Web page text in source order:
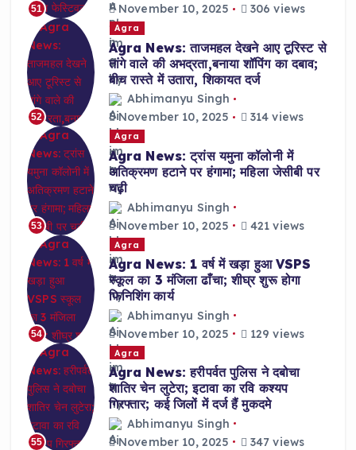
51
November 10, 2025
306 views
52
Agra
Agra News: ताजमहल देखने आए टूरिस्ट से
तांगे वाले की अभद्रता,बनाया शॉपिंग का दबाव;
बीच रास्ते में उतारा, शिकायत दर्ज
Abhimanyu Singh
November 10, 2025
314 views
53
Agra
Agra News: ट्रांस यमुना कॉलोनी में
अतिक्रमण हटाने पर हंगामा; महिला जेसीबी पर
चढ़ी
Abhimanyu Singh
November 10, 2025
421 views
54
Agra
Agra News: 1 वर्ष में खड़ा हुआ VSPS
स्कूल का 3 मंजिला ढाँचा; शीघ्र शुरू होगा
फिनिशिंग कार्य
Abhimanyu Singh
November 10, 2025
129 views
55
Agra
Agra News: हरीपर्वत पुलिस ने दबोचा
शातिर चेन लुटेरा; इटावा का रवि कश्यप
गिरफ्तार; कई जिलों में दर्ज हैं मुकदमे
Abhimanyu Singh
November 10, 2025
347 views